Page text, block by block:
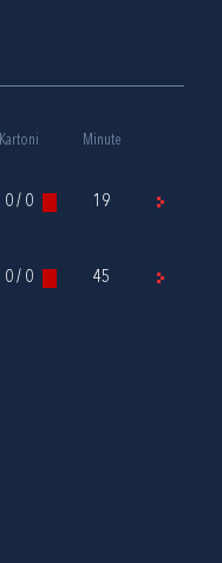
Kartoni Minute
0 / 0 19
0 / 0 45